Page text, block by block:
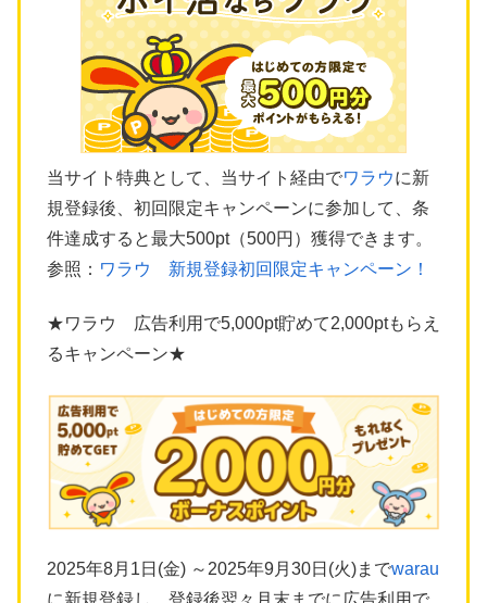
当サイト特典として、当サイト経由でワラウに新
規登録後、初回限定キャンペーンに参加して、条
件達成すると最大500pt（500円）獲得できます。
参照： ワラウ 新規登録初回限定キャンペーン！
★ワラウ 広告利用で5,000pt貯めて2,000ptもらえ
るキャンペーン★
2025年8月1日(金) ～2025年9月30日(火)までwarau
に新規登録し、登録後翌々月末までに広告利用で